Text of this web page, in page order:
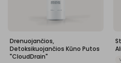
Drenuojančios,
Detoksikuojančios Kūno Putos
"CloudDrain"